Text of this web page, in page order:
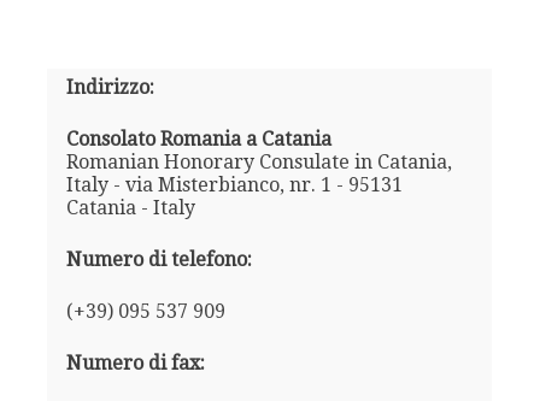
Indirizzo:
Consolato Romania a Catania
Romanian Honorary Consulate in Catania,
Italy - via Misterbianco, nr. 1 - 95131
Catania - Italy
Numero di telefono:
(+39) 095 537 909
Numero di fax: